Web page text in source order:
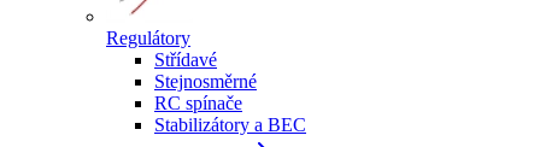
Regulátory
Střídavé
Stejnosměrné
RC spínače
Stabilizátory a BEC